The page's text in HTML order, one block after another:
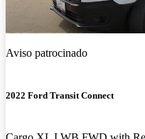
Aviso patrocinado
2022 Ford Transit Connect